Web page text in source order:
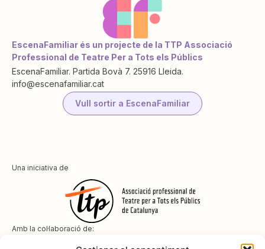
EscenaFamiliar és un projecte de la TTP Associació
Professional de Teatre Per a Tots els Públics
EscenaFamiliar. Partida Bovà 7. 25916 Lleida.
info@escenafamiliar.cat
Vull sortir a EscenaFamiliar
Una iniciativa de
Amb la col·laboració de: